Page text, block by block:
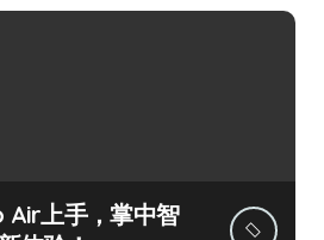
Air上手，掌中智